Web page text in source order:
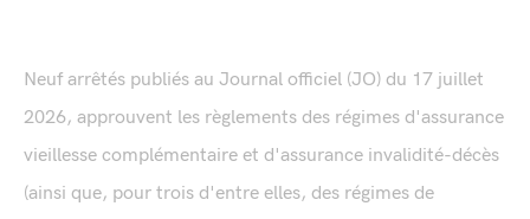
Neuf arrêtés publiés au Journal officiel (JO) du 17 juillet
2026, approuvent les règlements des régimes d'assurance
vieillesse complémentaire et d'assurance invalidité-décès
(ainsi que, pour trois d'entre elles, des régimes de